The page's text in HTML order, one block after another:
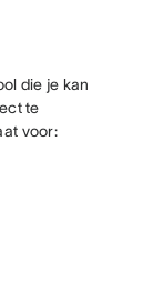
die je kan
te
voor: